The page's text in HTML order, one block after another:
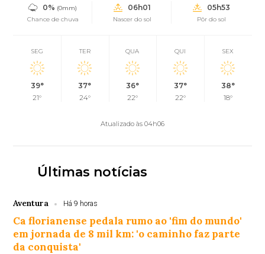
0% (0mm)
Chance de chuva
06h01
Nascer do sol
05h53
Pôr do sol
SEG
39°
21°
TER
37°
24°
QUA
36°
22°
QUI
37°
22°
SEX
38°
18°
Atualizado às 04h06
Últimas notícias
Aventura Há 9 horas
Ca florianense pedala rumo ao 'fim do mundo'
em jornada de 8 mil km: 'o caminho faz parte
da conquista'